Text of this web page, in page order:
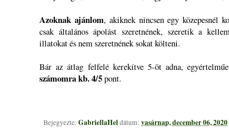
Azoknak ajánlom, akiknek nincsen egy közepesnél
csak általános ápolást szeretnének, szeretik a
illatokat és nem szeretnének sokat költeni.
Bár az átlag felfelé kerekítve 5-öt adna,
számomra kb. 4/5pont.
Bejegyezte: GabriellaHeldátum: vasárnap, december 06, 2020